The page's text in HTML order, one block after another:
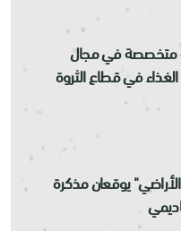
متخصصة في مجال
في قطاع الثروة
يوقعان مذكرة